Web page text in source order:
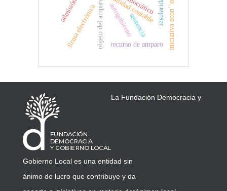
insularidad
sentencia
objeto del amparo recurso de amparo
autogobierno iniciativa econ´´omica
firma electrónica
La Fundación Democracia y
Gobierno Local es una entidad sin
ánimo de lucro que contribuye y da